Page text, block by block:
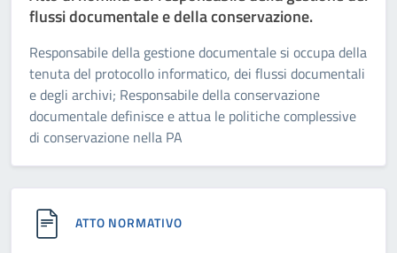
flussi documentale e della conservazione.
Responsabile della gestione documentale si occupa della
tenuta del protocollo informatico, dei flussi documentali
e degli archivi; Responsabile della conservazione
documentale definisce e attua le politiche complessive
di conservazione nella PA
ATTO NORMATIVO